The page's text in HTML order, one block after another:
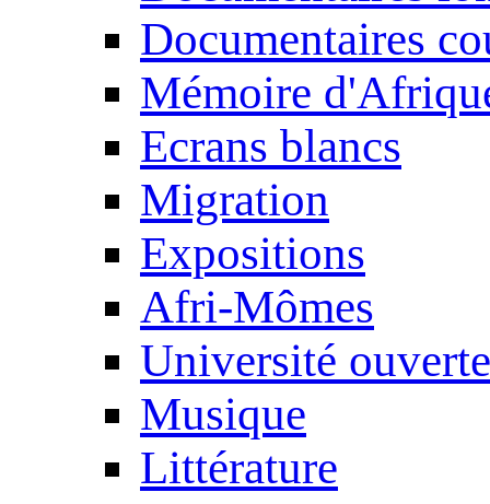
Documentaires
Mémoire
Ecrans blancs
Migration
Expositions
Afri-Mômes
Université ouverte
Musique
Littérature